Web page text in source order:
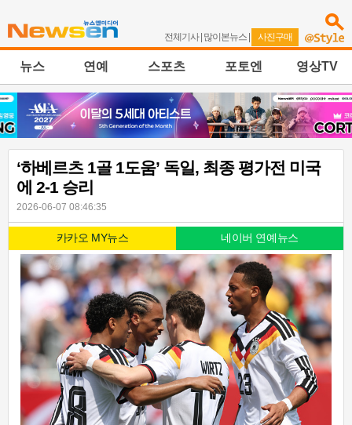
전체기사| 많이본뉴스 | 사진구매
뉴스 연예 스포츠 포토엔 영상TV
‘하베르츠 1골 1도움’ 독일, 최종 평가전 미국
에 2-1 승리
2026-06-07 08:46:35
카카오 MY뉴스 네이버 연예뉴스